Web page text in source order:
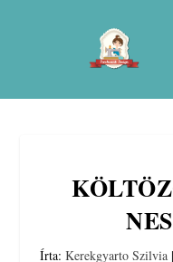
Írta: Kerekgyarto Szilvia |